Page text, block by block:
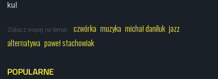
kul
Zobacz więcej na temat: czwórka muzyka michał daniluk jazz
alternatywa paweł stachowiak
POPULARNE